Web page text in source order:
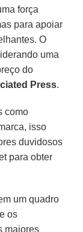
força
para apoiar
O
uma
do
Press.
como
isso
duvidosos
para obter
um quadro
os
maiores